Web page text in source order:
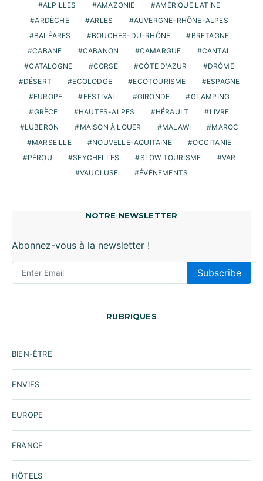
ALPILLES
AMAZONIE
AMÉRIQUE LATINE
ARDÈCHE
ARLES
AUVERGNE-RHÔNE-ALPES
BALÉARES
BOUCHES-DU-RHÔNE
BRETAGNE
CABANE
CABANON CAMARGUE
CANTAL
CATALOGNE
CORSE CÔTE D'AZUR
DRÔME
DÉSERT
ECOLODGE ECOTOURISME
ESPAGNE
EUROPE
FESTIVAL GIRONDE
GLAMPING
GRÈCE
HAUTES-ALPES HÉRAULT
LIVRE
LUBERON
MAISON À LOUER MALAWI
MAROC
MARSEILLE
NOUVELLE-AQUITAINE
OCCITANIE
PÉROU
SEYCHELLES SLOW TOURISME
VAR
VAUCLUSE
ÉVÉNEMENTS
NOTRE NEWSLETTER
Abonnez-vous à la newsletter !
Subscribe
RUBRIQUES
BIEN-ÊTRE
ENVIES
EUROPE
FRANCE
HÔTELS